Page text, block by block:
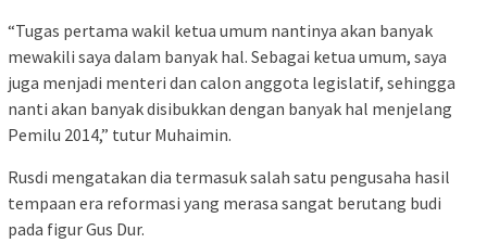
“Tugas pertama wakil ketua umum nantinya akan banyak
mewakili saya dalam banyak hal. Sebagai ketua umum, saya
juga menjadi menteri dan calon anggota legislatif, sehingga
nanti akan banyak disibukkan dengan banyak hal menjelang
Pemilu 2014,” tutur Muhaimin.
Rusdi mengatakan dia termasuk salah satu pengusaha hasil
tempaan era reformasi yang merasa sangat berutang budi
pada figur Gus Dur.